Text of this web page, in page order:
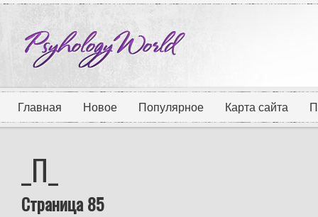
Главная Новое Популярное Карта сайта
_П_
Страница 85